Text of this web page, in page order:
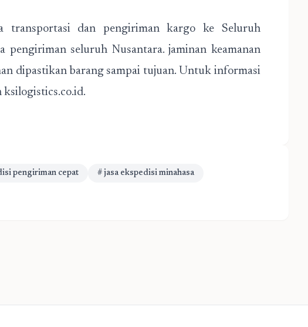
transportasi dan pengiriman kargo ke Seluruh
pengiriman seluruh Nusantara. jaminan keamanan
dipastikan barang sampai tujuan. Untuk informasi
pengiriman cepat # jasa ekspedisi minahasa